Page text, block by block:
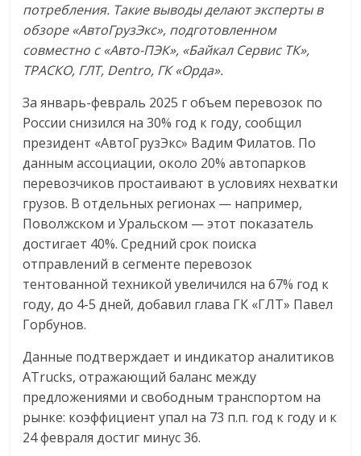
потребления. Такие выводы делают эксперты в
обзоре «АвтоГрузЭкс», подготовленном
совместно с «Авто-ПЭК», «Байкал Сервис ТК»,
ТРАСКО, ГЛТ, Dentro, ГК «Орда».
За январь-февраль 2025 г объем перевозок по
России снизился на 30% год к году, сообщил
президент «АвтоГрузЭкс» Вадим Филатов. По
данным ассоциации, около 20% автопарков
перевозчиков простаивают в условиях нехватки
грузов. В отдельных регионах — например,
Поволжском и Уральском — этот показатель
достигает 40%. Средний срок поиска
отправлений в сегменте перевозок
тентованной техникой увеличился на 67% год к
году, до 4-5 дней, добавил глава ГК «ГЛТ» Павел
Горбунов.
Данные подтверждает и индикатор аналитиков
ATrucks, отражающий баланс между
предложениями и свободным транспортом на
рынке: коэффициент упал на 73 п.п. год к году и к
24 февраля достиг минус 36.